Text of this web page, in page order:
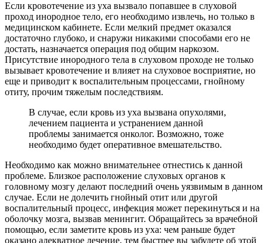
Если кровотечение из уха вызвало попавшее в слуховой
проход инородное тело, его необходимо извлечь, но только в
медицинском кабинете. Если мелкий предмет оказался
достаточно глубоко, и снаружи никакими способами его не
достать, назначается операция под общим наркозом.
Присутствие инородного тела в слуховом проходе не только
вызывает кровотечение и влияет на слуховое восприятие, но
еще и приводит к воспалительным процессами, гнойному
отиту, прочим тяжелым последствиям.
В случае, если кровь из уха вызвана опухолями,
лечением пациента и устранением данной
проблемы занимается онколог. Возможно, тоже
необходимо будет оперативное вмешательство.
Необходимо как можно внимательнее отнестись к данной
проблеме. Близкое расположение слуховых органов к
головному мозгу делают последний очень уязвимым в данном
случае. Если не долечить гнойный отит или другой
воспалительный процесс, инфекция может перекинуться и на
оболочку мозга, вызвав менингит. Обращайтесь за врачебной
помощью, если заметите кровь из уха: чем раньше будет
оказано адекватное лечение, тем быстрее вы забудете об этой